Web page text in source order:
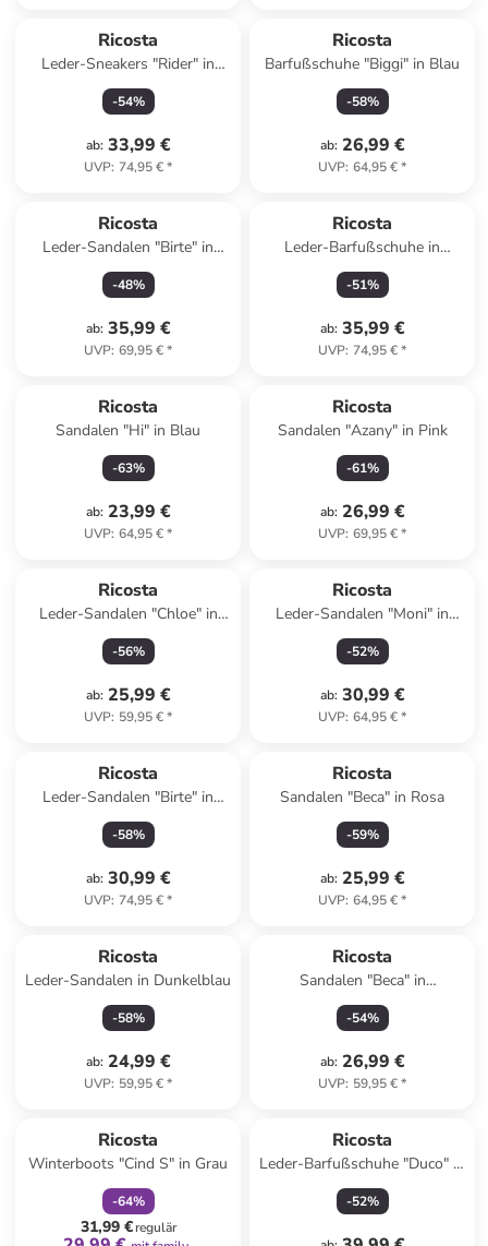
Ricosta
Leder-Sneakers "Rider" in
Dunkelblau/ Orange
-54%
ab: 33,99 €
UVP: 74,95 €*
Ricosta
Barfußschuhe "Biggi" in Blau
-58%
ab: 26,99 €
UVP: 64,95 €*
Ricosta
Leder-Sandalen "Birte" in
Beige
-48%
ab: 35,99 €
UVP: 69,95 €*
Ricosta
Leder-Barfußschuhe in
Dunkelblau
-51%
ab: 35,99 €
UVP: 74,95 €*
Ricosta
Sandalen "Hi" in Blau
-63%
ab: 23,99 €
UVP: 64,95 €*
Ricosta
Sandalen "Azany" in Pink
-61%
ab: 26,99 €
UVP: 69,95 €*
Ricosta
Leder-Sandalen "Chloe" in
Rosa/ Weiß
-56%
ab: 25,99 €
UVP: 59,95 €*
Ricosta
Leder-Sandalen "Moni" in
Rosa
-52%
ab: 30,99 €
UVP: 64,95 €*
Ricosta
Leder-Sandalen "Birte" in
Schwarz
-58%
ab: 30,99 €
UVP: 74,95 €*
Ricosta
Sandalen "Beca" in Rosa
-59%
ab: 25,99 €
UVP: 64,95 €*
Ricosta
Leder-Sandalen in Dunkelblau
-58%
ab: 24,99 €
UVP: 59,95 €*
Ricosta
Sandalen "Beca" in
Dunkelblau
-54%
ab: 26,99 €
UVP: 59,95 €*
Ricosta
Winterboots "Cind S" in Grau
-64%
31,99 €regulär
Ricosta
Leder-Barfußschuhe "Duco" in
Hellbraun
-52%